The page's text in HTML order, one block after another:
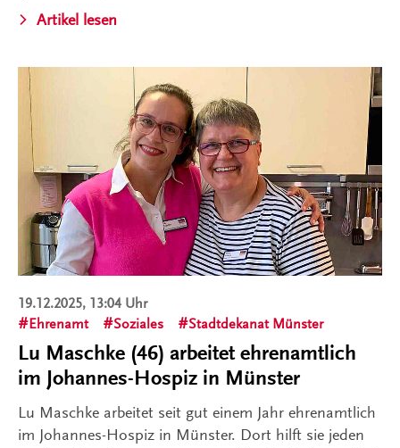
Artikel lesen
19.12.2025, 13:04 Uhr
Ehrenamt
Soziales Stadtdekanat Münster
Lu Maschke (46) arbeitet ehrenamtlich
im Johannes-Hospiz in Münster
Lu Maschke arbeitet seit gut einem Jahr ehrenamtlich
im Johannes-Hospiz in Münster. Dort hilft sie jeden